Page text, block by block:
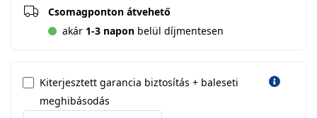
Csomagponton átvehető
akár 1-3 napon belül díjmentesen
Kiterjesztett garancia biztosítás + baleseti
meghibásodás